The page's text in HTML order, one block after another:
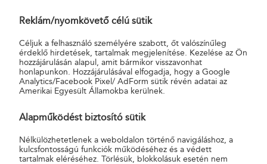
Kapcsolódó szolgáltatások
Reklám/nyomkövető célú sütik
Céljuk a felhasználó személyére szabott, őt valószínűleg
érdeklő hirdetések, tartalmak megjelenítése. Kezelése az Ön
hozzájárulásán alapul, amit bármikor visszavonhat
honlapunkon. Hozzájárulásával elfogadja, hogy a Google
Analytics/Facebook Pixel/ AdForm sütik révén adatai az
Amerikai Egyesült Államokba kerülnek.
Alapműködést biztosító sütik
Nélkülözhetetlenek a weboldalon történő navigáláshoz, a
kulcsfontosságú funkciók működéséhez és a védett
tartalmak eléréséhez. Törlésük, blokkolásuk esetén nem